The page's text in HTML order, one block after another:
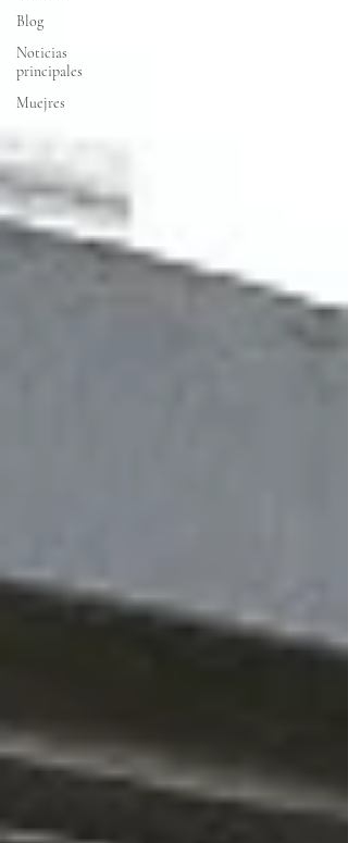
Blog
Noticias
principales
Muejres